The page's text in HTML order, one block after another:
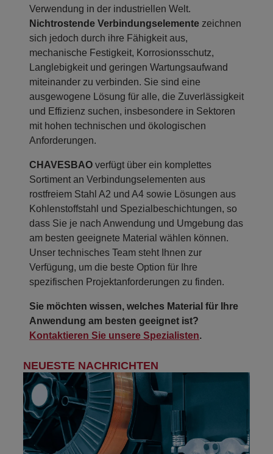
Verwendung in der industriellen Welt.
Nichtrostende Verbindungselemente zeichnen
sich jedoch durch ihre Fähigkeit aus,
mechanische Festigkeit, Korrosionsschutz,
Langlebigkeit und geringen Wartungsaufwand
miteinander zu verbinden. Sie sind eine
ausgewogene Lösung für alle, die Zuverlässigkeit
und Effizienz suchen, insbesondere in Sektoren
mit hohen technischen und ökologischen
Anforderungen.
CHAVESBAO verfügt über ein komplettes
Sortiment an Verbindungselementen aus
rostfreiem Stahl A2 und A4 sowie Lösungen aus
Kohlenstoffstahl und Spezialbeschichtungen, so
dass Sie je nach Anwendung und Umgebung das
am besten geeignete Material wählen können.
Unser technisches Team steht Ihnen zur
Verfügung, um die beste Option für Ihre
spezifischen Projektanforderungen zu finden.
Sie möchten wissen, welches Material für Ihre
Anwendung am besten geeignet ist?
Kontaktieren Sie unsere Spezialisten.
NEUESTE NACHRICHTEN